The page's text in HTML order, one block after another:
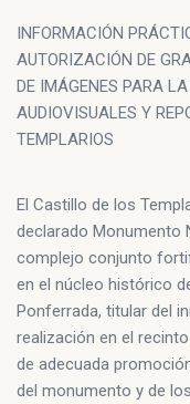
INFORMACIÓN
AUTORIZACIÓN DE
DE IMÁGENES PARA
AUDIOVISUALES Y
TEMPLARIOS
El Castillo de los
declarado Monumento
complejo conjunto
en el núcleo histórico
Ponferrada, titular del
realización en el
de adecuada
del monumento y de